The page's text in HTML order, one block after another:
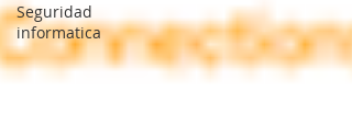
Seguridad
informatica